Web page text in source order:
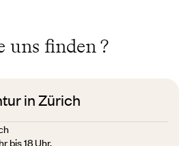
uns finden ?
in Zürich
bis 18 Uhr.